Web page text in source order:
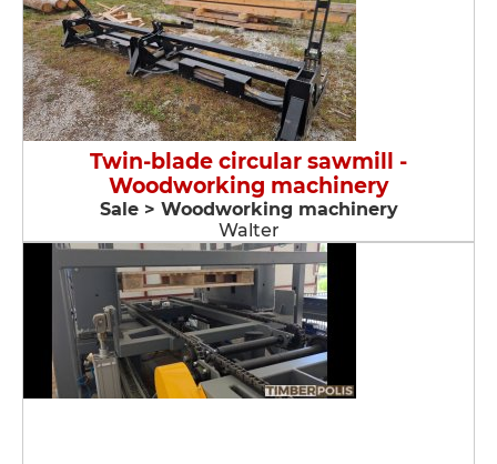
Twin-blade circular sawmill -
Woodworking machinery
Sale > Woodworking machinery
Walter